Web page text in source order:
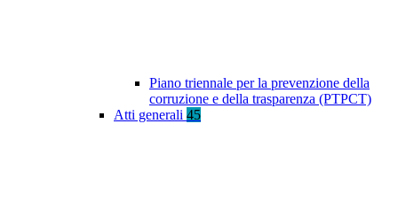
Piano triennale per la prevenzione della
corruzione e della trasparenza (PTPCT)
Atti generali 45